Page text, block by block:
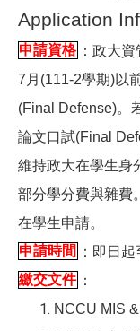
Application
申請資格 ：政大
7月(111-2學期)以
(Final Defense)。
論文口試(Final
維持政大在學生身
部分學分費與雜費
在學生申請。
申請時間
：即日起
繳交文件 ：
NCCU MIS